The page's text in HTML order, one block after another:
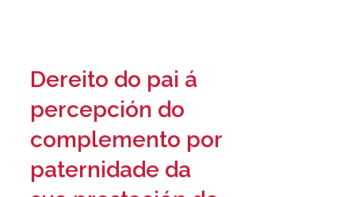
Dereito do pai á
percepción do
complemento por
paternidade da